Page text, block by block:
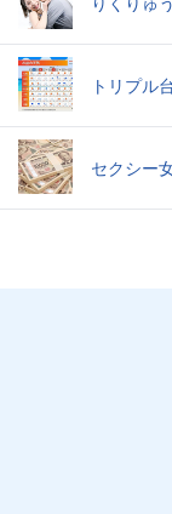
トリプル
セクシー